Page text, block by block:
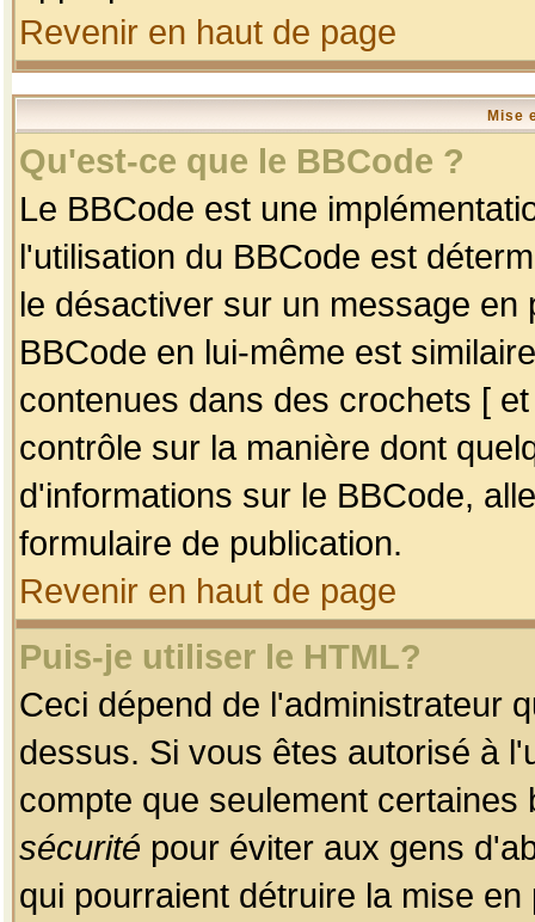
Revenir en haut de page
Mise
Qu'est-ce que le BBCode ?
Le BBCode est une
l'utilisation du BBCode est
le désactiver sur un message
BBCode en lui-même est
contenues dans des crochets [
contrôle sur la manière dont
d'informations sur le BBCode,
formulaire de publication.
Revenir en haut de page
Puis-je utiliser le HTML?
Ceci dépend de l'administrateur
dessus. Si vous êtes autorisé à
compte que seulement
sécurité pour éviter aux gens
qui pourraient détruire la mise